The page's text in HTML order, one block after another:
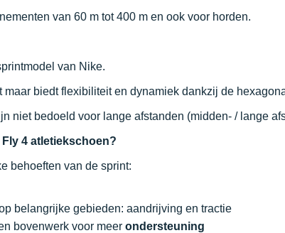
van 60 m tot 400 m en ook voor horden.
van Nike.
biedt flexibiliteit en dynamiek dankzij de
niet bedoeld voor lange afstanden (midden- / lange
4 atletiekschoen?
behoeften van de sprint:
belangrijke gebieden: aandrijving en tractie
bovenwerk voor meer ondersteuning